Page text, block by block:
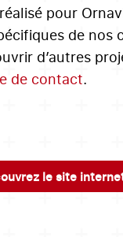
pour
de
d’autres
de contact.
le site